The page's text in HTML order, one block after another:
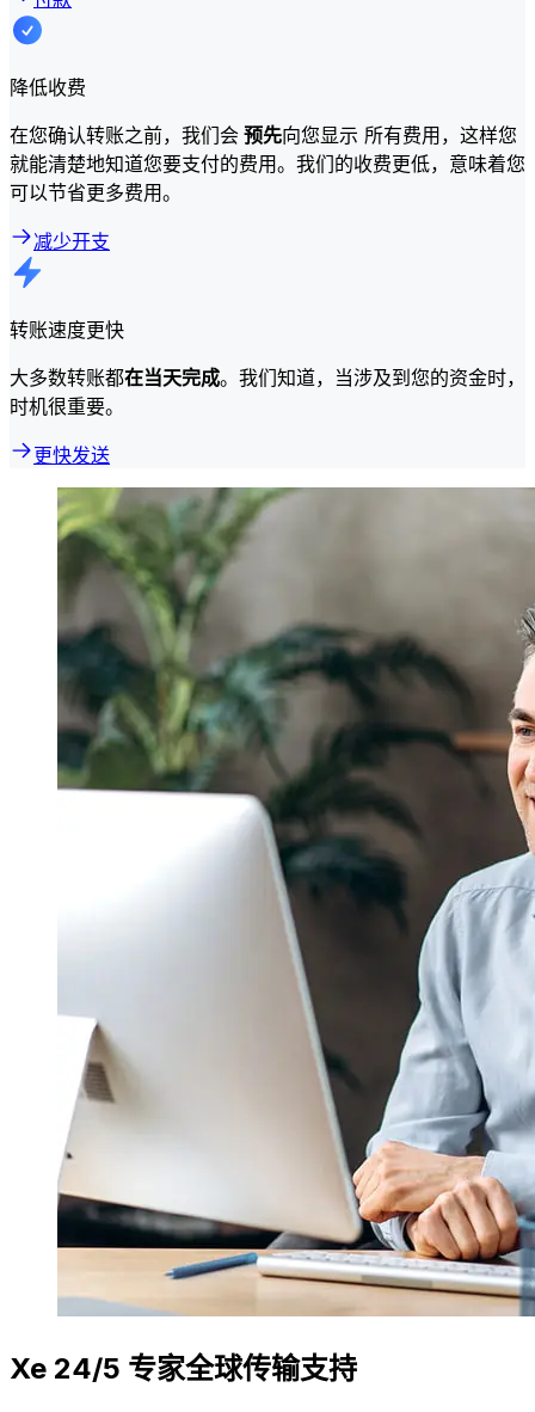
降低收费
在您确认转账之前，我们会 预先向您显示 所有费用，这样您
就能清楚地知道您要支付的费用。我们的收费更低，意味着您
可以节省更多费用。
减少开支
转账速度更快
大多数转账都在当天完成。我们知道，当涉及到您的资金时，
时机很重要。
更快发送
Xe 24/5 专家全球传输支持